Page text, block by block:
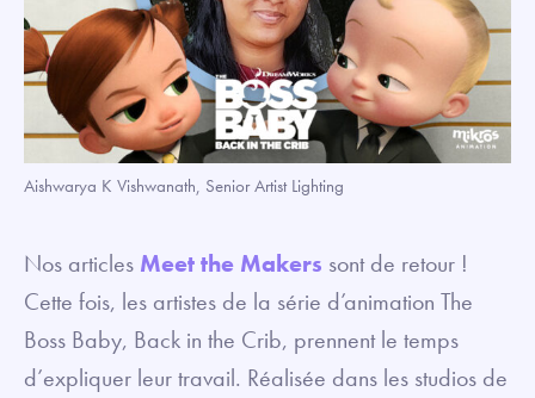
Aishwarya K Vishwanath, Senior Artist Lighting
Nos articles Meet the Makers sont de retour !
Cette fois, les artistes de la série d’animation The
Boss Baby, Back in the Crib, prennent le temps
d’expliquer leur travail. Réalisée dans les studios de